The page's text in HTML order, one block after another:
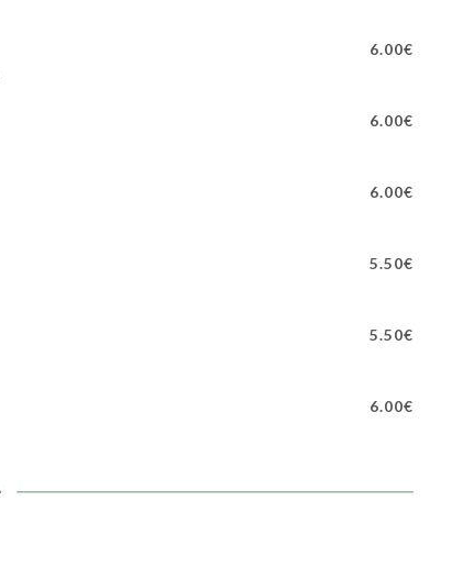
6.00€
6.00€
6.00€
5.50€
5.50€
6.00€